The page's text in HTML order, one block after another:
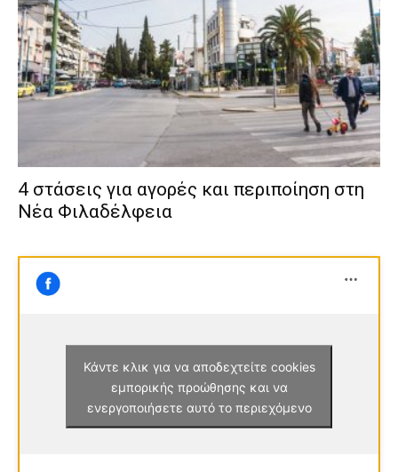
4 στάσεις για αγορές και περιποίηση στη
Νέα Φιλαδέλφεια
Κάντε κλικ για να αποδεχτείτε cookies
εμπορικής προώθησης και να
ενεργοποιήσετε αυτό το περιεχόμενο